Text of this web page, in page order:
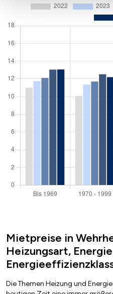
Mietpreise in
Heizungsart,
Die Themen Heizung und